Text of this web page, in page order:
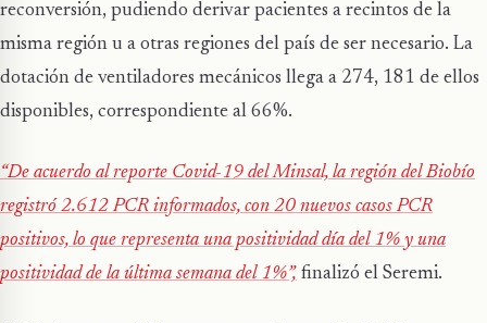
reconversión, pudiendo derivar pacientes a recintos de la
misma región u a otras regiones del país de ser necesario. La
dotación de ventiladores mecánicos llega a 274, 181 de ellos
disponibles, correspondiente al 66%.
“De acuerdo al reporte Covid-19 del Minsal, la región del Biobío
registró 2.612 PCR informados, con 20 nuevos casos PCR
positivos, lo que representa una positividad día del 1% y una
positividad de la última semana del 1%”, finalizó el Seremi.